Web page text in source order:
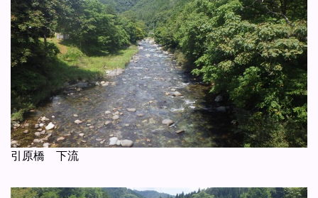
引原橋 下流